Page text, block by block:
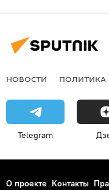
НОВОСТИ ПОЛИТИКА
Telegram
О проекте Контакты